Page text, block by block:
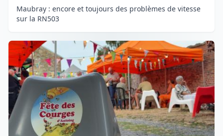
Maubray : encore et toujours des problèmes de vitesse
sur la RN503